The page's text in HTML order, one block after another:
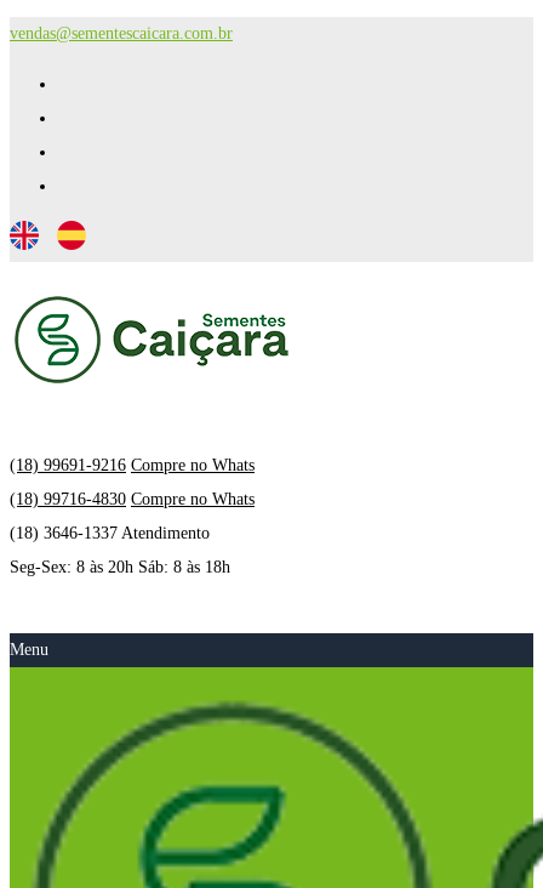
vendas@sementescaicara.com.br
(18) 99691-9216 Compre no Whats
(18) 99716-4830 Compre no Whats
(18) 3646-1337 Atendimento
Seg-Sex: 8 às 20h Sáb: 8 às 18h
Menu